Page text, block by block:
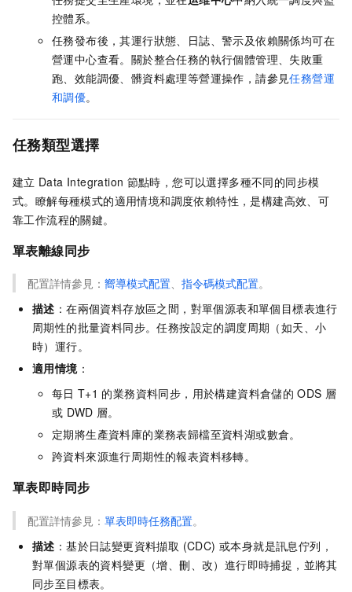
控體系。
任務發布後，其運行狀態、日誌、警示及依賴關係均可在
營運中心查看。關於整合任務的執行個體管理、失敗重
跑、效能調優、髒資料處理等營運操作，請參見任務營運
和調優。
任務類型選擇
建立 Data Integration 節點時，您可以選擇多種不同的同步模
式。瞭解每種模式的適用情境和調度依賴特性，是構建高效、可
靠工作流程的關鍵。
單表離線同步
配置詳情參見： 嚮導模式配置、 指令碼模式配置。
描述 ：在兩個資料存放區之間，對單個源表和單個目標表進行
周期性的批量資料同步。任務按設定的調度周期（如天、小
時）運行。
適用情境：
每日 T+1 的業務資料同步，用於構建資料倉儲的 ODS 層
或 DWD 層。
定期將生產資料庫的業務表歸檔至資料湖或數倉。
跨資料來源進行周期性的報表資料移轉。
單表即時同步
配置詳情參見： 單表即時任務配置。
描述 ：基於日誌變更資料擷取 (CDC) 或本身就是訊息佇列，
對單個源表的資料變更（增、刪、改）進行即時捕捉，並將其
同步至目標表。